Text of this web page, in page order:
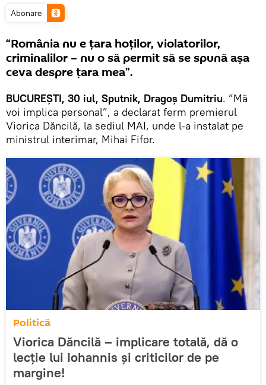
Abonare
“România nu e țara hoților, violatorilor,
criminalilor – nu o să permit să se spună așa
ceva despre țara mea”.
BUCUREȘTI, 30 iul, Sputnik, Dragoș Dumitriu. ”Mă
voi implica personal”, a declarat ferm premierul
Viorica Dăncilă, la sediul MAI, unde l-a instalat pe
ministrul interimar, Mihai Fifor.
Politică
Viorica Dăncilă – implicare totală, dă o
lecție lui Iohannis și criticilor de pe
margine!